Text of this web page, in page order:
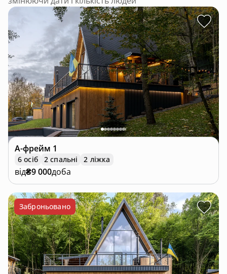
А-фрейм 1
6 осіб 2 спальні 2 ліжка
від₴9 000доба
Заброньовано